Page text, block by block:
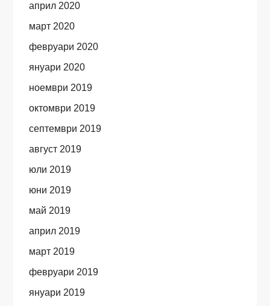
април 2020
март 2020
февруари 2020
януари 2020
ноември 2019
октомври 2019
септември 2019
август 2019
юли 2019
юни 2019
май 2019
април 2019
март 2019
февруари 2019
януари 2019